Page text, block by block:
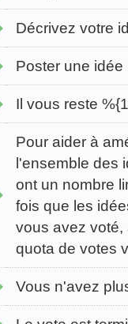
Décrivez votre
Poster une idée
Il vous reste
Pour aider à
l'ensemble des
ont un nombre
fois que les
vous avez voté,
quota de votes
Vous n'avez